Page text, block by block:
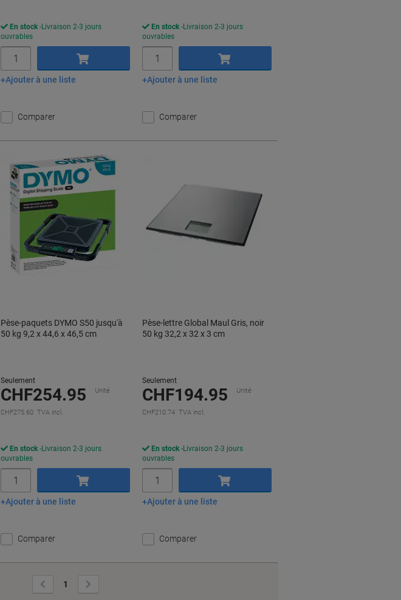
En stock Livraison 2-3 jours
ouvrables
Ajouter au panier
Ajouter à une liste
Comparer
En stock Livraison 2-3 jours
ouvrables
Ajouter au panier
Ajouter à une liste
Comparer
Pèse-paquets DYMO S50 jusqu'à
50 kg 9,2 x 44,6 x 46,5 cm
Seulement
CHF254.95 Unité
CHF275.60 TVA incl.
En stock Livraison 2-3 jours
ouvrables
Ajouter au panier
Ajouter à une liste
Comparer
Pèse-lettre Global Maul Gris, noir
50 kg 32,2 x 32 x 3 cm
Seulement
CHF194.95 Unité
CHF210.74 TVA incl.
En stock Livraison 2-3 jours
ouvrables
Ajouter au panier
Ajouter à une liste
Comparer
Page
précédente
1
suivante